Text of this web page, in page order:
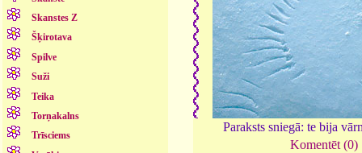
Skanstes Z
Šķirotava
Spilve
Suži
Teika
Torņakalns
Trīsciems
Paraksts sniegā: te bija
Komentēt (0)